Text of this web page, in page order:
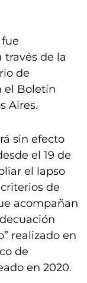
través de la
de
el Boletín
Aires.
sin efecto
el 19 de
el lapso
de
acompañan
realizado en
de
en 2020.